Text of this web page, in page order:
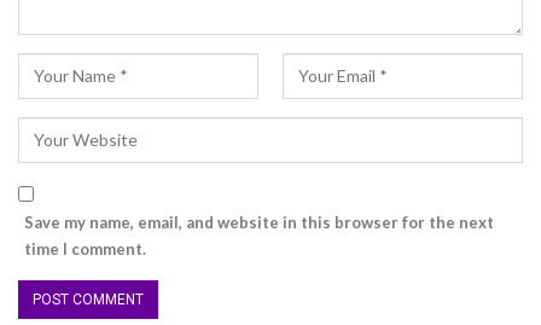
Save my name, email, and website in this browser for the next
time I comment.